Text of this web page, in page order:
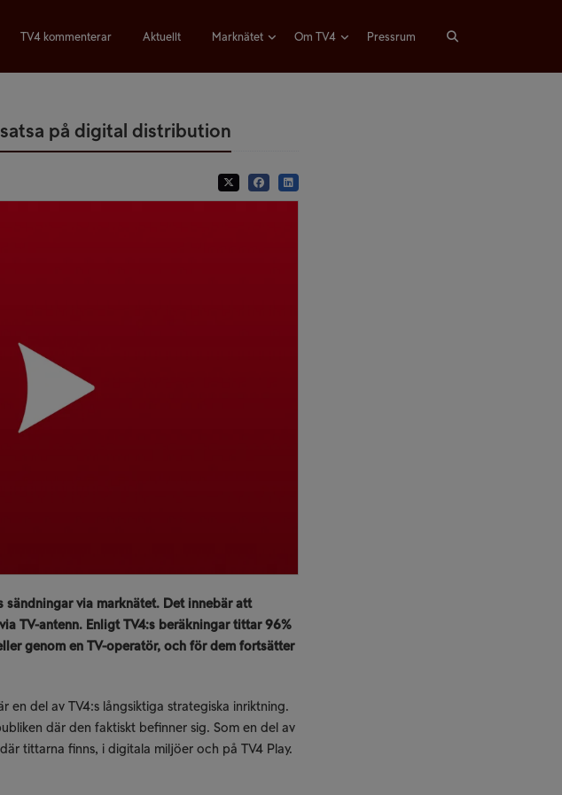
TV4 kommenterar Aktuellt Marknätet Om TV4 Pressrum
på digital distribution
sändningar via marknätet. Det innebär att
TV-antenn. Enligt TV4:s beräkningar tittar 96%
genom en TV-operatör, och för dem fortsätter
del av TV4:s långsiktiga strategiska inriktning.
där den faktiskt befinner sig. Som en del av
tittarna finns, i digitala miljöer och på TV4 Play.